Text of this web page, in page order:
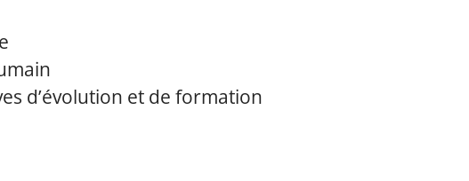
d’évolution et de formation